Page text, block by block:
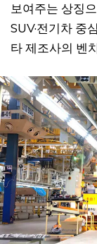
보여주는 상징
SUV·전기차 중
타 제조사의 벤